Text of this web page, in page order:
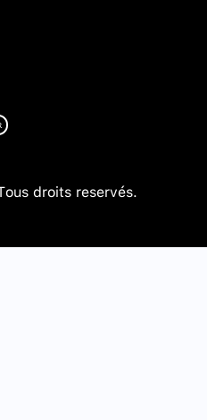
droits reservés.